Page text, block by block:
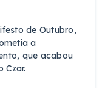
de Outubro,
a
que acabou
Czar.